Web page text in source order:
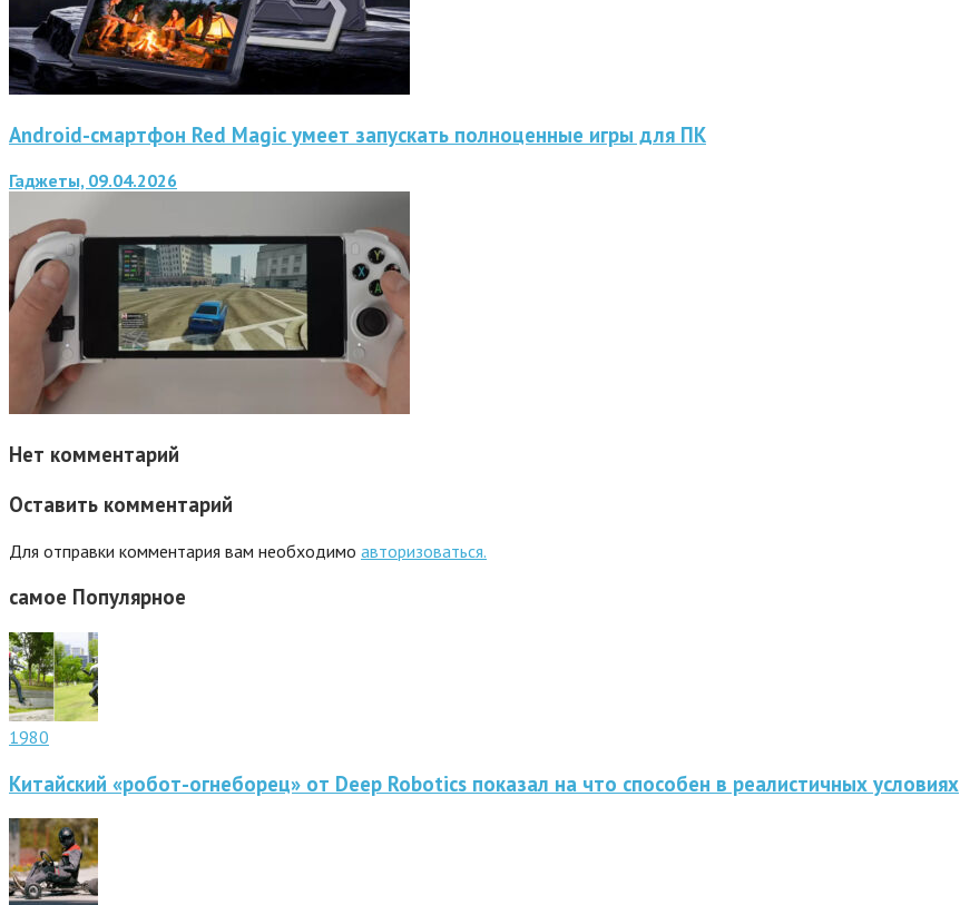
Android-смартфон Red Magic умеет запускать полноценные игры для ПК
Гаджеты, 09.04.2026
Нет комментарий
Оставить комментарий
Для отправки комментария вам необходимо авторизоваться.
самое Популярное
1980
Китайский «робот-огнеборец» от Deep Robotics показал на что способен в реалистичных условиях